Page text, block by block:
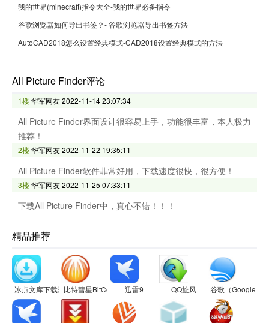
我的世界(minecraft)指令大全-我的世界必备指令
谷歌浏览器如何导出书签？- 谷歌浏览器导出书签方法
AutoCAD2018怎么设置经典模式-CAD2018设置经典模式的方法
All Picture Finder评论
1楼华军网友2022-11-14 23:07:34
All Picture Finder界面设计很容易上手，功能很丰富，本人极力
推荐！
2楼华军网友2022-11-22 19:35:11
All Picture Finder软件非常好用，下载速度很快，很方便！
3楼华军网友2022-11-25 07:33:11
下载All Picture Finder中，真心不错！！！
精品推荐
冰点文库下载器比特彗星BitComet 迅雷9 QQ旋风 谷歌（Google）